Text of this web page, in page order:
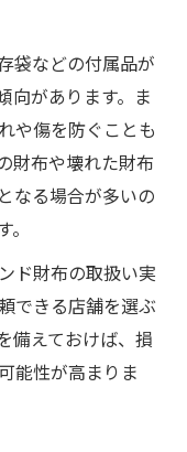
ないポイント
買取に及ぼす影
違いと対策
を活用する工
する条件
できる理由
可能な条件解
のポイント
袋などの付属品が
向があります。ま
や傷を防ぐことも
財布や壊れた財布
なる場合が多いの
ド財布の取扱い実
できる店舗を選ぶ
備えておけば、損
能性が高まりま